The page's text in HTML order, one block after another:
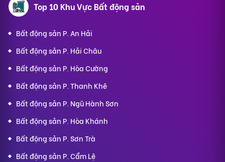
Top 10 Khu Vực Bất động sản
Bất động sản P. An Hải
Bất động sản P. Hải Châu
Bất động sản P. Hòa Cường
Bất động sản P. Thanh Khê
Bất động sản P. Ngũ Hành Sơn
Bất động sản P. Hòa Khánh
Bất động sản P. Sơn Trà
Bất động sản P. Cẩm Lệ